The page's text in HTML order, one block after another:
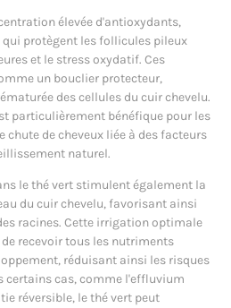
élevée d'antioxydants,
protègent les follicules pileux
et le stress oxydatif. Ces
un bouclier protecteur,
des cellules du cuir chevelu.
particulièrement bénéfique pour les
chute de cheveux liée à des facteurs
naturel.
le thé vert stimulent également la
du cuir chevelu, favorisant ainsi
racines. Cette irrigation optimale
recevoir tous les nutriments
réduisant ainsi les risques
certains cas, comme l'effluvium
réversible, le thé vert peut